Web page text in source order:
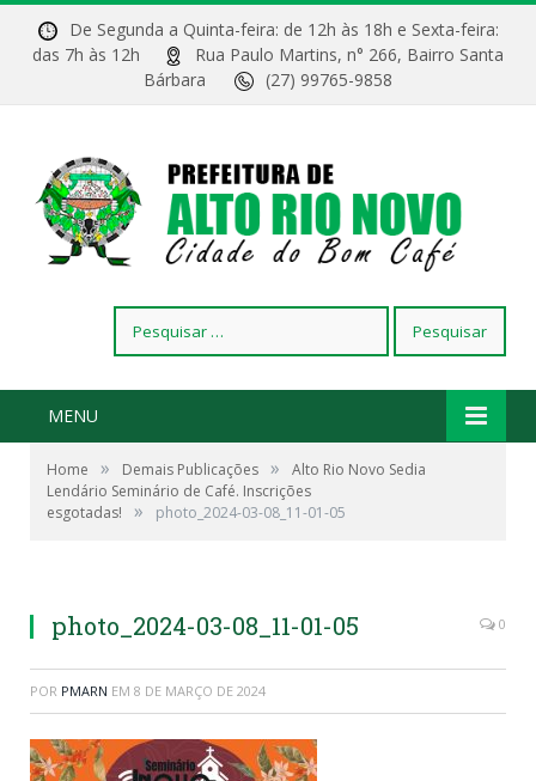
De Segunda a Quinta-feira: de 12h às 18h e Sexta-feira:
das 7h às 12h
Rua Paulo Martins, n° 266, Bairro Santa
Bárbara
(27) 99765-9858
por:
MENU
Home » Demais Publicações »
Alto Rio Novo Sedia
Lendário Seminário de Café. Inscrições
esgotadas!
» photo_2024-03-08_11-01-05
photo_2024-03-08_11-01-05 0
POR PMARN EM 8 DE MARÇO DE 2024